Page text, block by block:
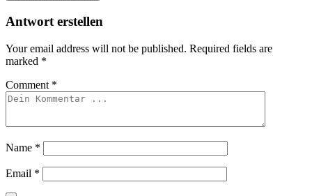
Antwort erstellen
Your email address will not be published. Required fields are
marked *
Comment *
Name *
Email *